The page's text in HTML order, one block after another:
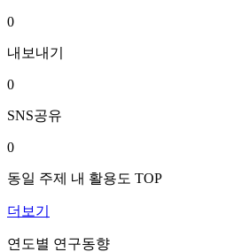
0
내보내기
0
SNS공유
0
동일 주제 내 활용도 TOP
더보기
연도별 연구동향